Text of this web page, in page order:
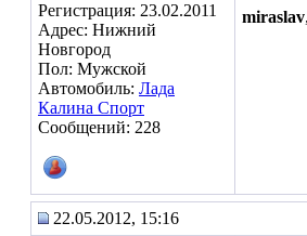
Регистрация: 23.02.2011
Адрес: Нижний
Новгород
Пол: Мужской
Автомобиль: Лада
Калина Спорт
Сообщений: 228
miraslav
22.05.2012, 15:16